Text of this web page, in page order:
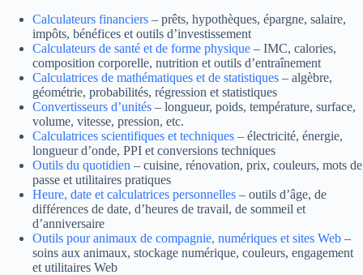
Calculateurs financiers – prêts, hypothèques, épargne, salaire,
impôts, bénéfices et outils d’investissement
Calculateurs de santé et de forme physique – IMC, calories,
composition corporelle, nutrition et outils d’entraînement
Calculatrices de mathématiques et de statistiques – algèbre,
géométrie, probabilités, régression et statistiques
Convertisseurs d’unités – longueur, poids, température, surface,
volume, vitesse, pression, etc.
Calculatrices scientifiques et techniques – électricité, énergie,
longueur d’onde, PPI et conversions techniques
Outils du quotidien – cuisine, rénovation, prix, couleurs, mots de
passe et utilitaires pratiques
Heure, date et calculatrices personnelles – outils d’âge, de
différences de date, d’heures de travail, de sommeil et
d’anniversaire
Outils pour animaux de compagnie, numériques et sites Web –
soins aux animaux, stockage numérique, couleurs, engagement
et utilitaires Web